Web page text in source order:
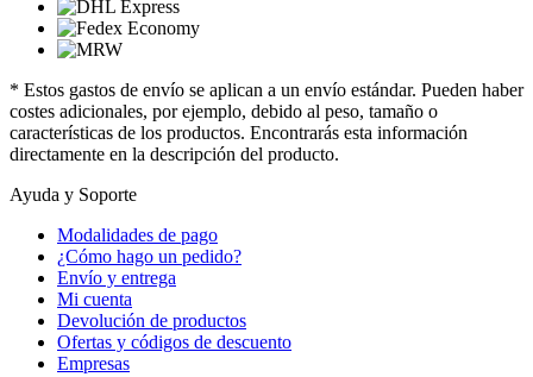
* Estos gastos de envío se aplican a un envío estándar. Pueden haber
costes adicionales, por ejemplo, debido al peso, tamaño o
características de los productos. Encontrarás esta información
directamente en la descripción del producto.
Ayuda y Soporte
Modalidades de pago
¿Cómo hago un pedido?
Envío y entrega
Mi cuenta
Devolución de productos
Ofertas y códigos de descuento
Empresas